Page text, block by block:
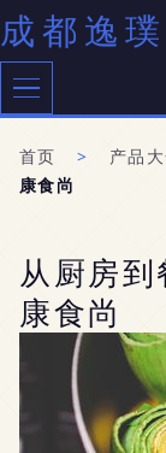
成都逸
首页 > 产品
康食尚
从厨房
康食尚